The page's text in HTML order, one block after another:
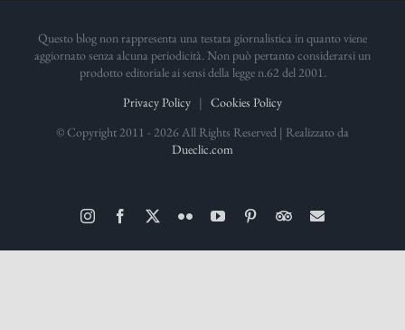
Questo blog non rappresenta una testata giornalistica in quanto viene
aggiornato senza alcuna periodicità. Non può pertanto considerarsi un
prodotto editoriale ai sensi della legge n.62 del 2001.
Privacy Policy | Cookies Policy
© Copyright 2011 - 2026 All Rights Reserved | Realizzato da
Dueclic.com
InstagramFacebook FlickrYouTubePinterestTripAdvisor
Email